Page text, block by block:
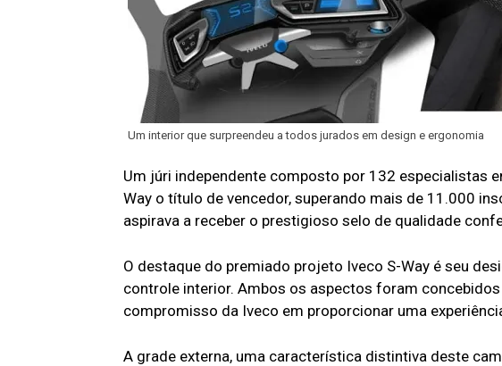
Um interior que surpreendeu a todos jurados em design e ergonomia
Um júri independente composto por 132 especialistas
Way o título de vencedor, superando mais de 11.000
aspirava a receber o prestigioso selo de qualidade
O destaque do premiado projeto Iveco S-Way é seu
controle interior. Ambos os aspectos foram
compromisso da Iveco em proporcionar uma
A grade externa, uma característica distintiva deste